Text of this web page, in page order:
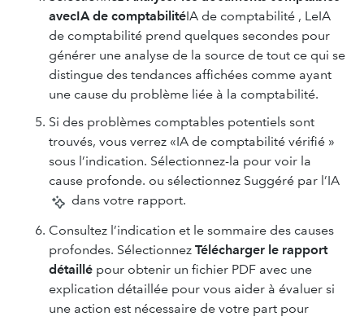
avecIA de comptabilitéIA de comptabilité , LeIA
de comptabilité prend quelques secondes pour
générer une analyse de la source de tout ce qui se
distingue des tendances affichées comme ayant
une cause du problème liée à la comptabilité.
Si des problèmes comptables potentiels sont
trouvés, vous verrez «IA de comptabilité vérifié »
sous l’indication. Sélectionnez-la pour voir la
cause profonde. ou sélectionnez Suggéré par l’IA
dans votre rapport.
Consultez l’indication et le sommaire des causes
profondes. Sélectionnez Télécharger le rapport
détaillé pour obtenir un fichier PDF avec une
explication détaillée pour vous aider à évaluer si
une action est nécessaire de votre part pour